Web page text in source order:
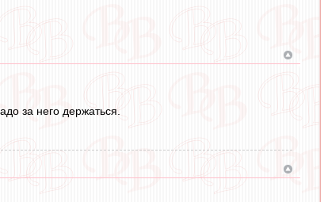
за него держаться.